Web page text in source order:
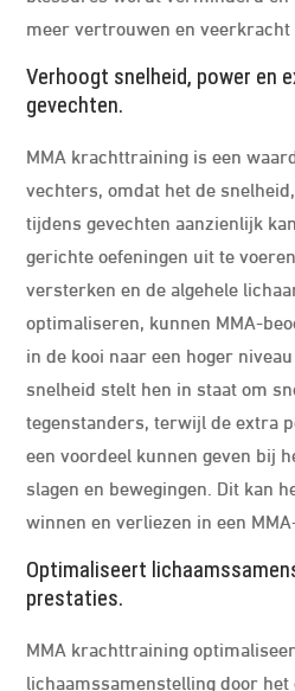
meer vertrouwen en veerkracht
Verhoogt snelheid, power en
gevechten.
MMA krachttraining is een
vechters, omdat het de
tijdens gevechten aanzienlijk
gerichte oefeningen uit te
versterken en de algehele
optimaliseren, kunnen MMA-
in de kooi naar een hoger
snelheid stelt hen in staat om
tegenstanders, terwijl de extra
een voordeel kunnen geven bij
slagen en bewegingen. Dit kan
winnen en verliezen in een
Optimaliseert
prestaties.
MMA krachttraining
lichaamssamenstelling door het